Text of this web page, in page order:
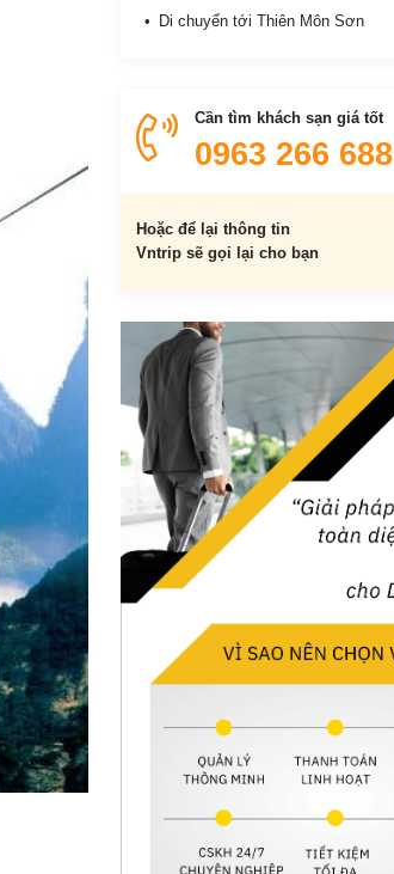
Di chuyển tới Thiên Môn Sơn
Cần tìm khách sạn giá tốt
0963 266 688
Hoặc để lại thông tin
Vntrip sẽ gọi lại cho bạn